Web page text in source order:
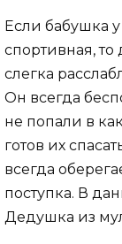
Если бабушка
спортивная,
слегка
Он всегда
не попали в
готов их
всегда
поступка. В
Дедушка из